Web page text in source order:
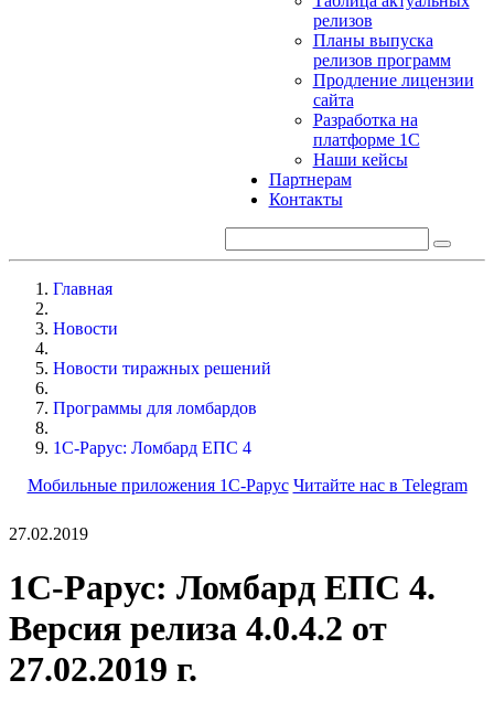
релизов
Планы выпуска
релизов программ
Продление лицензии
сайта
Разработка на
платформе 1С
Наши кейсы
Партнерам
Контакты
Главная
Новости
Новости тиражных решений
Программы для ломбардов
1С-Рарус: Ломбард ЕПС 4
Мобильные приложения 1С-Рарус Читайте нас в Telegram
27.02.2019
1С-Рарус: Ломбард ЕПС 4.
Версия релиза 4.0.4.2 от
27.02.2019 г.